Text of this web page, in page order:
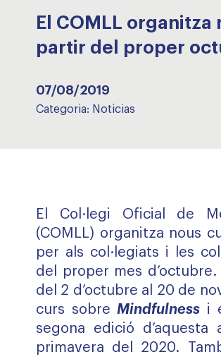
El COMLL
partir del proper
07/08/2019
Categoria: Noticias
El Col·legi Oficial de
(COMLL) organitza nous
per als col·legiats i les
del proper mes
del 2 d’octubre al 20 de
curs sobreMindfulness i
segona edició
primavera del 2020.